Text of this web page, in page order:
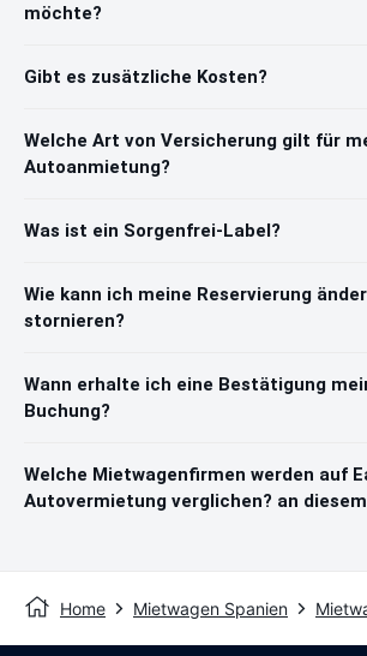
möchte?
Gibt es zusätzliche Kosten?
Welche Art von Versicherung gilt für
Autoanmietung?
Was ist ein Sorgenfrei-Label?
Wie kann ich meine Reservierung
stornieren?
Wann erhalte ich eine Bestätigung
Buchung?
Welche Mietwagenfirmen werden auf
Autovermietung verglichen? an
Home Mietwagen Spanien